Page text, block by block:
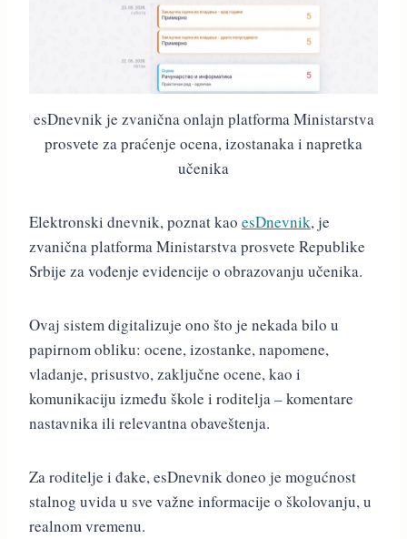
esDnevnik je zvanična onlajn platforma Ministarstva
prosvete za praćenje ocena, izostanaka i napretka
učenika
Elektronski dnevnik, poznat kao esDnevnik, je
zvanična platforma Ministarstva prosvete Republike
Srbije za vođenje evidencije o obrazovanju učenika.
Ovaj sistem digitalizuje ono što je nekada bilo u
papirnom obliku: ocene, izostanke, napomene,
vladanje, prisustvo, zaključne ocene, kao i
komunikaciju između škole i roditelja – komentare
nastavnika ili relevantna obaveštenja.
Za roditelje i đake, esDnevnik doneo je mogućnost
stalnog uvida u sve važne informacije o školovanju, u
realnom vremenu.